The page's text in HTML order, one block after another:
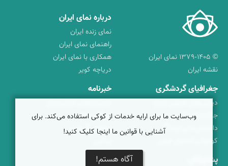
© ۱۳۷۹-۱۴۰۵ نمای ایران
نقشه ایران
درباره نمای ایران
نمای زنده ایران
راهنمای نمای ایران
همکاری با نمای ایران
دریاچه کویر
جغرافیای گردشگری
دیدنی‌های طبیعی ایران
جاذبه‌های تاریخی ایران
دانستنی‌های فرهنگی
کوه‌ها و قله‌های ایران
خبرنامه
بوم‌گردی‌ها
محتوای آموزشی
پشتیبانان
وب‌سایت ما برای ارایه خدمات از کوکی استفاده می‌کند. برای
آشنایی با قوانین ما اینجا کلیک کنید!
آگاه هستم!